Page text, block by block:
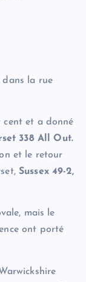
la rue
cent et a donné
338 All Out.
et le retour
Sussex 49-2,
mais le
ont porté